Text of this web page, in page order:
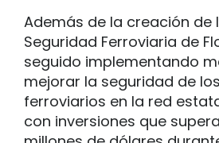
Además de la creación de
Seguridad Ferroviaria de
seguido implementando
mejorar la seguridad de
ferroviarios en la red
con inversiones que